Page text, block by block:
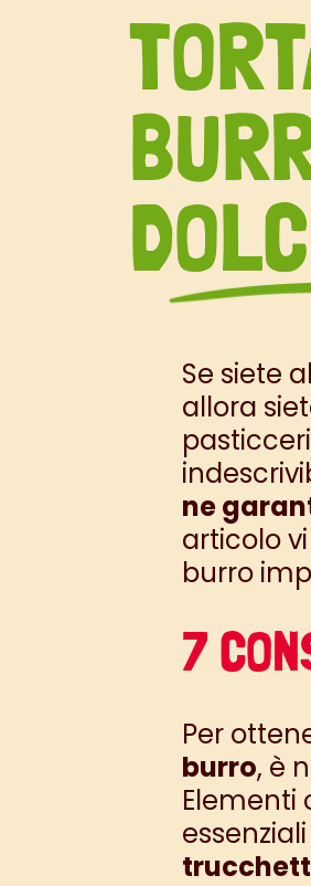
Se siete
allora
ne
articolo
burro
7
Per
burro, è
Elementi